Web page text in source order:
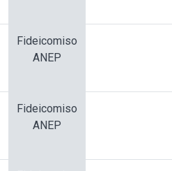
Fideicomiso
ANEP
Fideicomiso
ANEP